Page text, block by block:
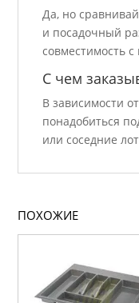
Да, но
и посадочный
совместимость с
С чем
В зависимости
понадобиться
или соседние
ПОХОЖИЕ